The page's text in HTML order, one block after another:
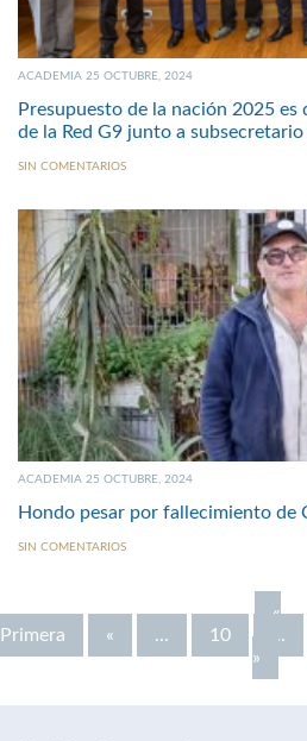
ACADEMIA 25 OCTUBRE, 2024
Presupuesto de la nación 2025
de la Red G9 junto a
SIN COMENTARIOS
ACADEMIA 25 OCTUBRE, 2024
Hondo pesar por fallecimiento de
SIN COMENTARIOS
«
Primera
« ... 10 ...
»